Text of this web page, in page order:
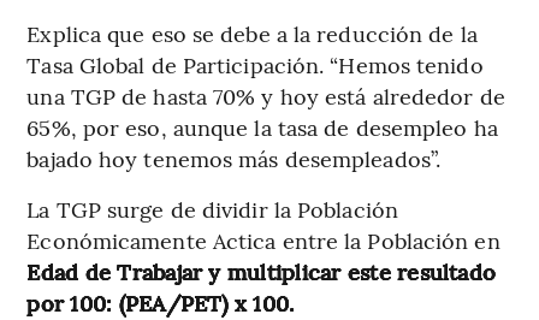
Explica que eso se debe a la reducción de la
Tasa Global de Participación. “Hemos tenido
una TGP de hasta 70% y hoy está alrededor de
65%, por eso, aunque la tasa de desempleo ha
bajado hoy tenemos más desempleados”.
La TGP surge de dividir la Población
Económicamente Actica entre la Población en
Edad de Trabajar y multiplicar este resultado
por 100: (PEA/PET) x 100.